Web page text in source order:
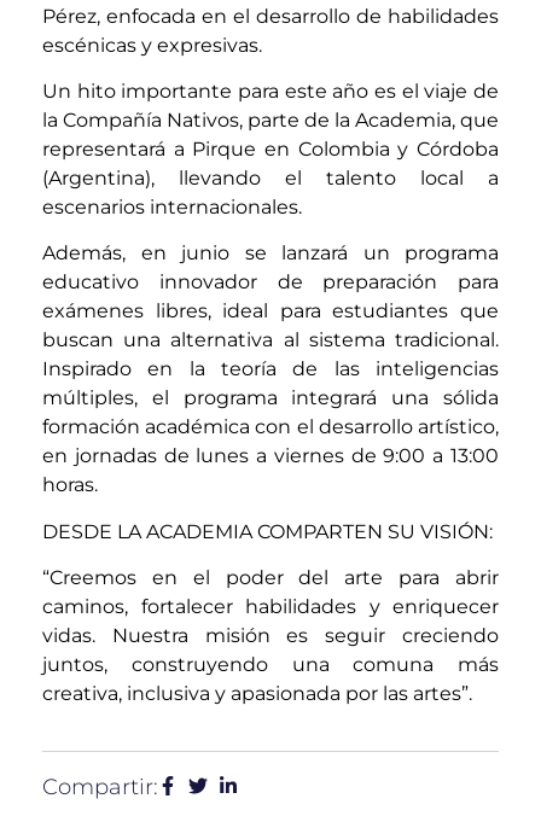
Pérez, enfocada en el desarrollo de habilidades
escénicas y expresivas.
Un hito importante para este año es el viaje de
la Compañía Nativos, parte de la Academia, que
representará a Pirque en Colombia y Córdoba
(Argentina), llevando el talento local a
escenarios internacionales.
Además, en junio se lanzará un programa
educativo innovador de preparación para
exámenes libres, ideal para estudiantes que
buscan una alternativa al sistema tradicional.
Inspirado en la teoría de las inteligencias
múltiples, el programa integrará una sólida
formación académica con el desarrollo artístico,
en jornadas de lunes a viernes de 9:00 a 13:00
horas.
DESDE LA ACADEMIA COMPARTEN SU VISIÓN:
“Creemos en el poder del arte para abrir
caminos, fortalecer habilidades y enriquecer
vidas. Nuestra misión es seguir creciendo
juntos, construyendo una comuna más
creativa, inclusiva y apasionada por las artes”.
Compartir: